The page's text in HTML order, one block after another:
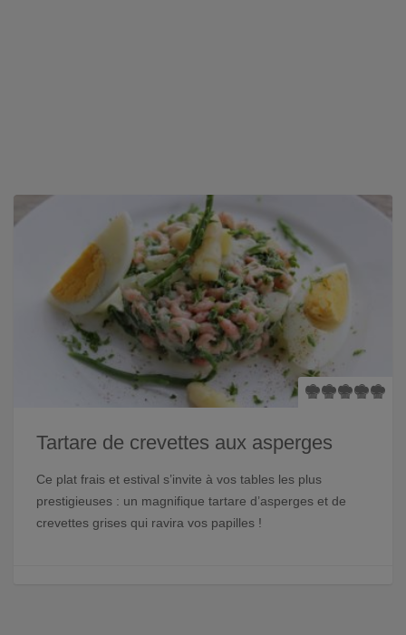
Tartare de crevettes aux asperges
Ce plat frais et estival s’invite à vos tables les plus
prestigieuses : un magnifique tartare d’asperges et de
crevettes grises qui ravira vos papilles !